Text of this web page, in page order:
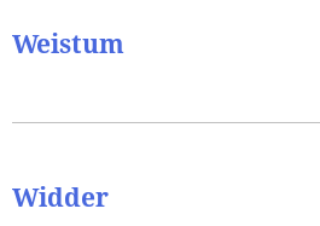
Weistum
Widder